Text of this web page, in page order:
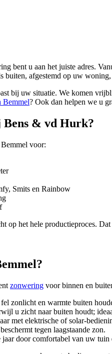
bent u aan het juiste adres.
afgestemd op uw
bij uw situatie. We komen
Bemmel? Ook dan helpen we u
Bens & vd Hurk?
voor:
Smits en Rainbow
op het hele productieproces.
zonwering voor binnen en
zonlicht en warmte buiten
u zicht naar buiten houdt;
met elektrische of solar-
tegen laagstaande zon.
jaar door comfortabel van uw tuin